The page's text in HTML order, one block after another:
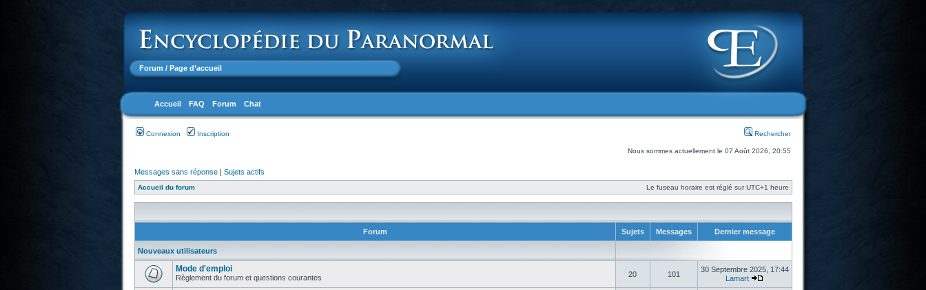
Forum / Page d’accueil
Accueil FAQ Forum Chat
Connexion Inscription Rechercher
Nous sommes actuellement le 07 Août 2026, 20:55
Messages sans réponse| Sujets actifs
Accueil du forum Le fuseau horaire est réglé sur UTC+1 heure
Forum Sujets Messages Dernier message
Nouveaux utilisateurs
Mode d'emploi
Règlement du forum et questions courantes 20 101
30 Septembre 2025, 17:44
Lamart